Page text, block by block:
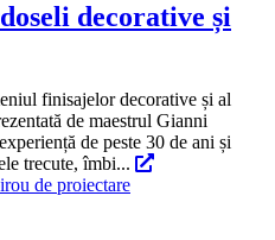
decorative și
finisajelor decorative și al
de maestrul Gianni
de peste 30 de ani și
trecute, îmbi...